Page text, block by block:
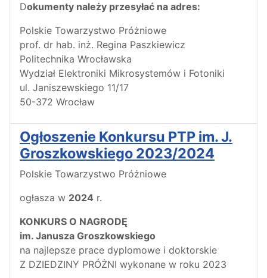
Dokumenty należy przesyłać na adres:
Polskie Towarzystwo Próżniowe
prof. dr hab. inż. Regina Paszkiewicz
Politechnika Wrocławska
Wydział Elektroniki Mikrosystemów i Fotoniki
ul. Janiszewskiego 11/17
50-372 Wrocław
Ogłoszenie Konkursu PTP im. J.
Groszkowskiego 2023/2024
Polskie Towarzystwo Próżniowe
ogłasza w 2024 r.
KONKURS O NAGRODĘ
im. Janusza Groszkowskiego
na najlepsze prace dyplomowe i doktorskie
Z DZIEDZINY PRÓŻNI wykonane w roku 2023